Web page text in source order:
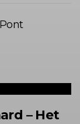
– Het